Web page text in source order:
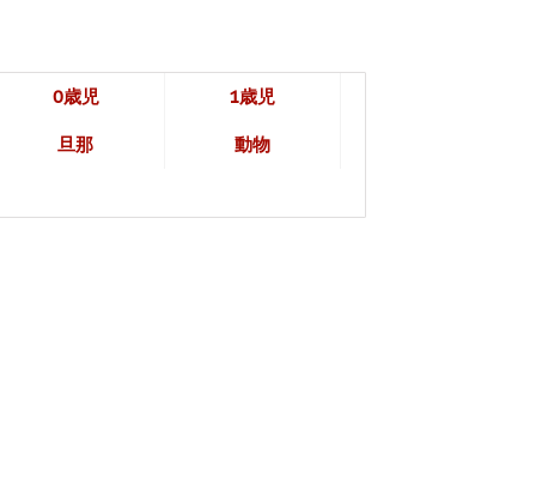
0歳児 1歳児
旦那 動物